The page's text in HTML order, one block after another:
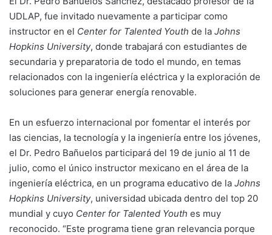
UDLAP, fue invitado nuevamente a participar como
instructor en el Center for Talented Youth de la Johns
Hopkins University, donde trabajará con estudiantes de
secundaria y preparatoria de todo el mundo, en temas
relacionados con la ingeniería eléctrica y la exploración de
soluciones para generar energía renovable.
En un esfuerzo internacional por fomentar el interés por
las ciencias, la tecnología y la ingeniería entre los jóvenes,
el Dr. Pedro Bañuelos participará del 19 de junio al 11 de
julio, como el único instructor mexicano en el área de la
ingeniería eléctrica, en un programa educativo de la Johns
Hopkins University, universidad ubicada dentro del top 20
mundial y cuyo Center for Talented Youth es muy
reconocido. “Este programa tiene gran relevancia porque